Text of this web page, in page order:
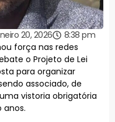
20, 2026
8:38 pm
força nas redes
o Projeto de Lei
para organizar
associado, de
vistoria obrigatória